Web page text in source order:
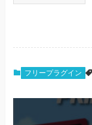
フリープラグイン